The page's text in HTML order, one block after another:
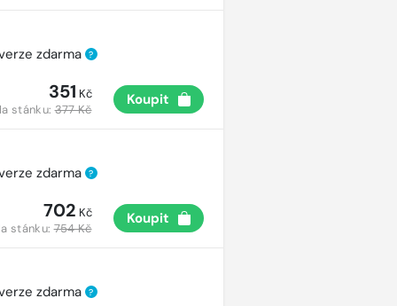
zdarma ?
351 Kč
stánku:377 Kč
Koupit
zdarma ?
702 Kč
stánku:754 Kč
Koupit
zdarma ?